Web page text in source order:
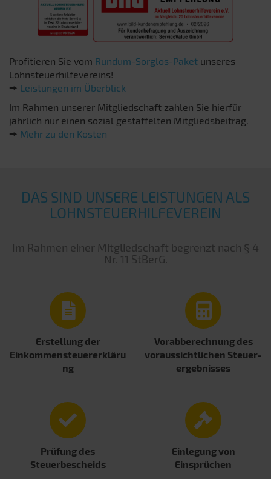
Profitieren Sie vom Rundum-Sorglos-Paket unseres
Lohnsteuerhilfevereins!
🠚 Leistungen im Überblick
Im Rahmen unserer Mitgliedschaft zahlen Sie hierfür
jährlich nur einen sozial gestaffelten Mitgliedsbeitrag.
🠚 Mehr zu den Kosten
DAS SIND UNSERE LEISTUNGEN ALS
LOHNSTEUERHILFEVEREIN
Im Rahmen einer Mitgliedschaft begrenzt nach § 4
Nr. 11 StBerG.
Erstellung der
Einkommensteuererkläru
ng
Vorabberechnung des
voraussichtlichen Steuer­
ergebnisses
Prüfung des
Steuerbescheids
Einlegung von
Einsprüchen